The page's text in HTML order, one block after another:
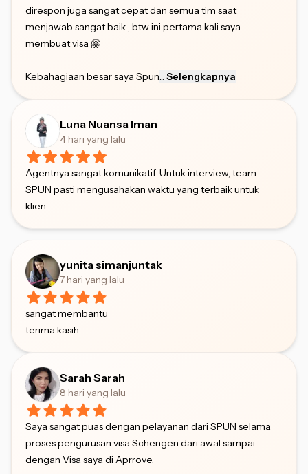
direspon juga sangat cepat dan semua tim saat
menjawab sangat baik , btw ini pertama kali saya
membuat visa 🤗
Kebahagiaan besar saya Spun... Selengkapnya
Luna Nuansa Iman
4 hari yang lalu
Agentnya sangat komunikatif. Untuk interview, team
SPUN pasti mengusahakan waktu yang terbaik untuk
klien.
yunita simanjuntak
7 hari yang lalu
sangat membantu
terima kasih
Sarah Sarah
8 hari yang lalu
Saya sangat puas dengan pelayanan dari SPUN selama
proses pengurusan visa Schengen dari awal sampai
dengan Visa saya di Aprrove.